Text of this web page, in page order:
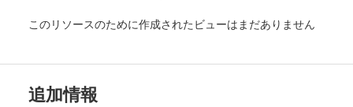
このリソースのために作成されたビューはまだありません
追加情報